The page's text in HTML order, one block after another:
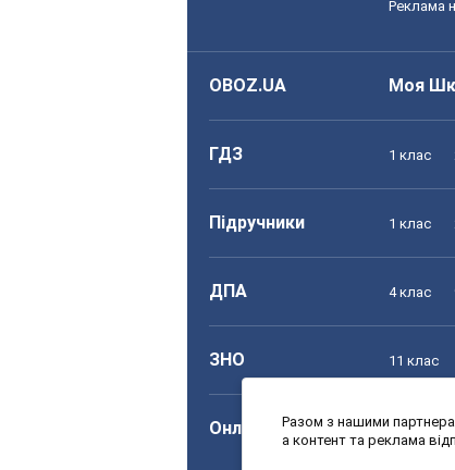
Реклама
OBOZ.UA Моя
ГДЗ 1 клас
Підручники 1 клас
ДПА 4 клас
ЗНО 11 клас
Онлайн уроки 1 клас
Разом з нашими
а контент та реклама